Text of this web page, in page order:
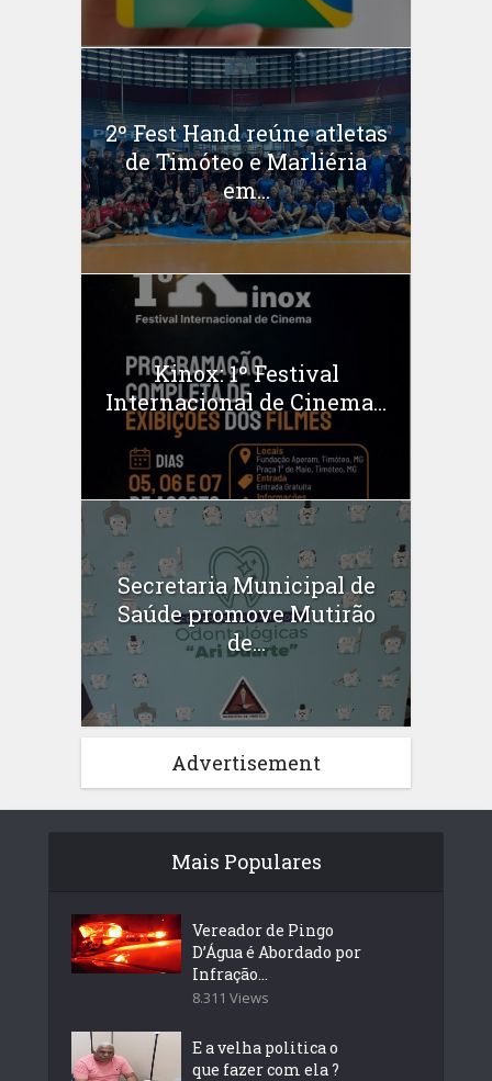
2º Fest Hand reúne atletas
de Timóteo e Marliéria
em...
Kinox: 1º Festival
Internacional de Cinema...
Secretaria Municipal de
Saúde promove Mutirão
de...
Advertisement
Mais Populares
Vereador de Pingo
D’Água é Abordado por
Infração...
8.311 Views
E a velha politica o
que fazer com ela ?